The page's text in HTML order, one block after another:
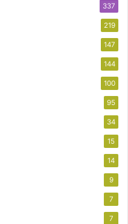
337
219
147
144
100
95
34
15
14
9
7
7